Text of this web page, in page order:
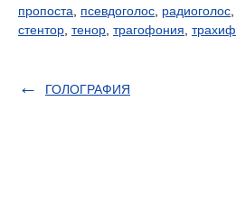
пропоста
псевдоголос радиоголос
стентор тенор трагофония
ГОЛОГРАФИЯ